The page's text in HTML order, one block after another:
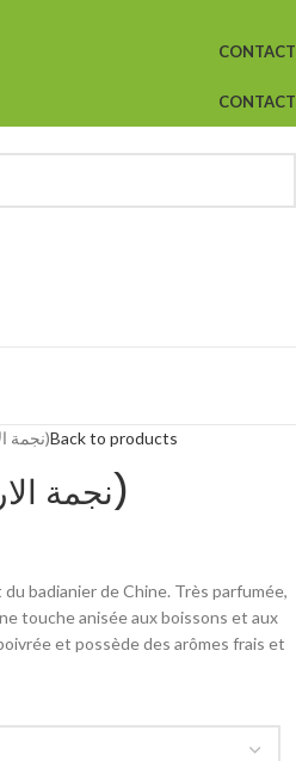
CONTACT
CONTACT
Badiane -Anis étoilé (نجمة الارض)Back to products
Badiane -Anis étoilé (نجمة الارض)
badianier de Chine. Très parfumée,
touche anisée aux boissons et aux
et possède des arômes frais et